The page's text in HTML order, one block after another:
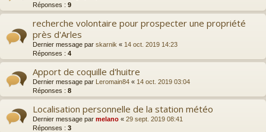
Réponses : 9
recherche volontaire pour prospecter une propriété
près d'Arles
Dernier message par skarnik « 14 oct. 2019 14:23
Réponses : 4
Apport de coquille d'huitre
Dernier message par Leromain84 « 14 oct. 2019 03:04
Réponses : 8
Localisation personnelle de la station météo
Dernier message par melano « 29 sept. 2019 08:41
Réponses : 3